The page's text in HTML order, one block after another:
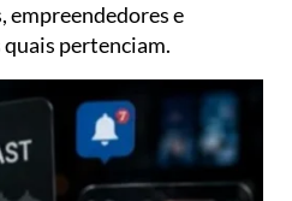
empreendedores e
pertenciam.